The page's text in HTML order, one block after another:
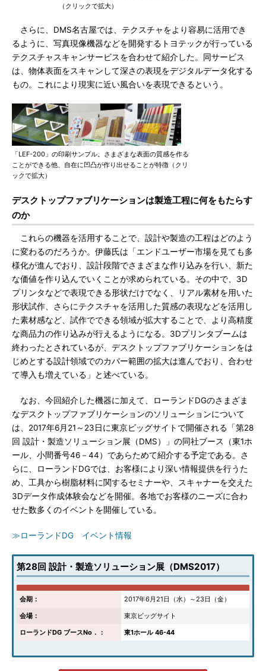
（クリックで拡大）
さらに、DMS名古屋では、テクスチャをより容易に活用でき
るように、写真現像機器などを開発するトヨテックが行っている
テクスチャスキャンサービスを合わせて紹介した。同サービス
は、物体表面をスキャンして深さの表現をデジタルデータ化する
もの。これにより現実に近い風合いを表現できるという。
「LEF-200」の印刷サンプル。さまざまな表面の質感を作る
ことができる他、自在に凹凸が作り出せることが特徴（クリ
ックで拡大）
デスクトップファブリケーションは製造工程に何をもたらす
のか
これらの機器を活用することで、設計や製造の工程はどのよう
に変わるのだろうか。伊藤氏は「エンドユーザー市場を見ても多
様化が進んでおり、設計段階でさまざまな作り込みを行い、新た
な価値を作り込んでいくことが求められている。その中で、3D
プリンタなどで表現できる形状だけでなく、リアル素材を用いた
形状試作、さらにテクスチャを活用した質感の表現などを活用し
た素材感など、試作でできる領域が拡大することで、より高精度
な商品力の作り込みが行えるようになる。3Dプリンタブームは
終わったとされているが、デスクトップファブリケーションをは
じめとする設計領域でのカバー範囲の拡大は進んでおり、合わせ
て導入も増えている」と述べている。
なお、今回紹介した機器に加えて、ローランドDGのさまざま
なデスクトップファブリケーションのソリューションについて
は、2017年6月21～23日に東京ビッグサイトで開催される「第28
回 設計・製造ソリューション展（DMS）」の同社ブース（東1ホ
ール、小間番号46－44）であらためて紹介する予定である。さ
らに、ローランドDGでは、お客様により深い情報提供を行うた
め、工具から樹脂材料に関するセミナーや、スキャナーを交えた
3Dデータ作成体験会などを開催。各地でお客様のニーズに合わ
せた数多くのイベントを開催している。
≫ローランドDG イベント情報
第28回 設計・製造ソリューション展（DMS2017）
会期：
2017年6月21日（水）～23日（金）
会場：
東京ビッグサイト
ローランドDG ブースNo．：
東1ホール 46-44